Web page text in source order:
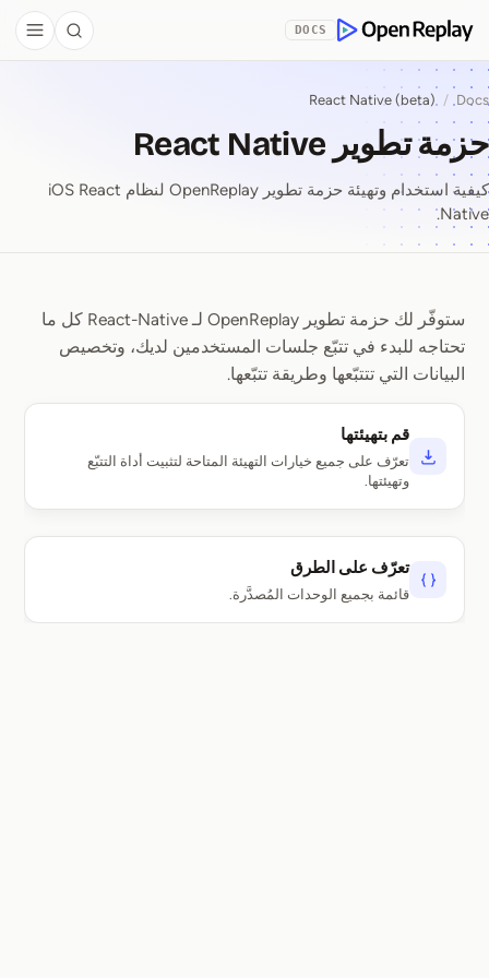
OpenReplay
DOCS
Search
Docs
/
React Native (beta)
حزمة تطوير React Native
كيفية استخدام وتهيئة حزمة تطوير OpenReplay لنظام iOS React
Native.
حزمة تطوير React Native
ستوفّر لك حزمة تطوير OpenReplay لـ React-Native كل ما
تحتاجه للبدء في تتبّع جلسات المستخدمين لديك، وتخصيص
البيانات التي تتتبّعها وطريقة تتبّعها.
قم بتهيئتها
تعرّف على جميع خيارات التهيئة المتاحة لتثبيت أداة التتبّع
وتهيئتها.
تعرّف على الطرق
قائمة بجميع الوحدات المُصدَّرة.